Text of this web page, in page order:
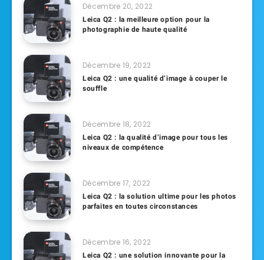
Décembre 20, 2022
Leica Q2 : la meilleure option pour la
photographie de haute qualité
Décembre 19, 2022
Leica Q2 : une qualité d’image à couper le
souffle
Décembre 18, 2022
Leica Q2 : la qualité d’image pour tous les
niveaux de compétence
Décembre 17, 2022
Leica Q2 : la solution ultime pour les photos
parfaites en toutes circonstances
Décembre 16, 2022
Leica Q2 : une solution innovante pour la